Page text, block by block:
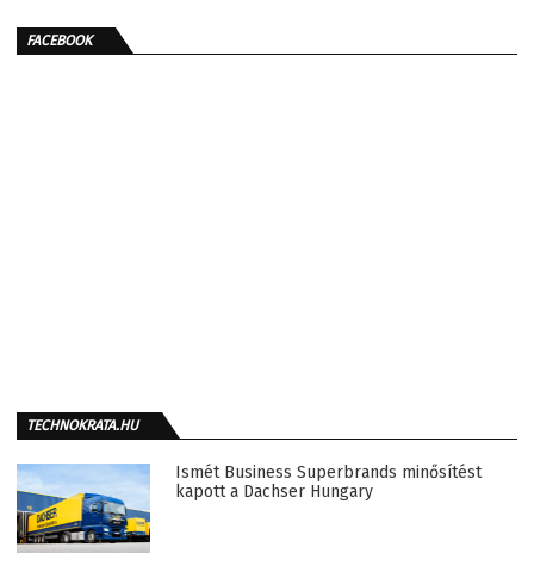
FACEBOOK
TECHNOKRATA.HU
Ismét Business Superbrands minősítést
kapott a Dachser Hungary